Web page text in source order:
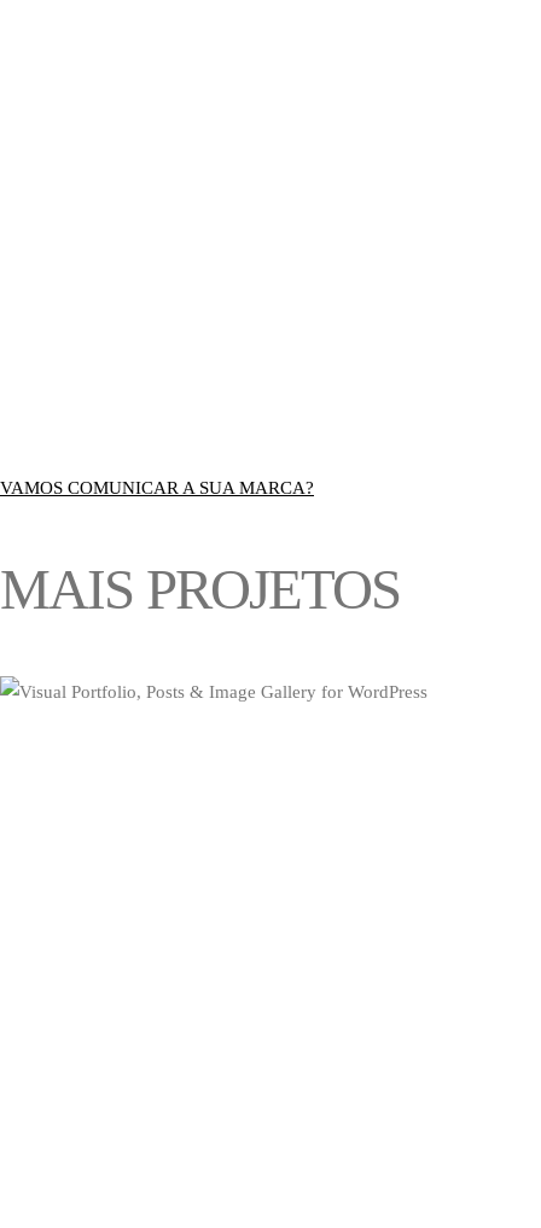
VAMOS COMUNICAR A SUA MARCA?
MAIS PROJETOS